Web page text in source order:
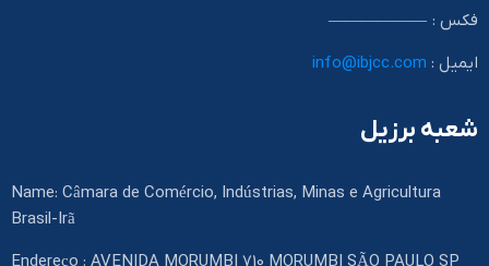
فکس : ——————
ایمیل : info@ibjcc.com
شعبه برزیل
Name: Câmara de Comércio, Indústrias, Minas e Agricultura
Brasil-Irã